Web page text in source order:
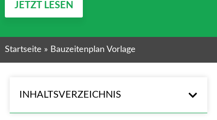
JETZT LESEN
Startseite » Bauzeitenplan Vorlage
INHALTSVERZEICHNIS